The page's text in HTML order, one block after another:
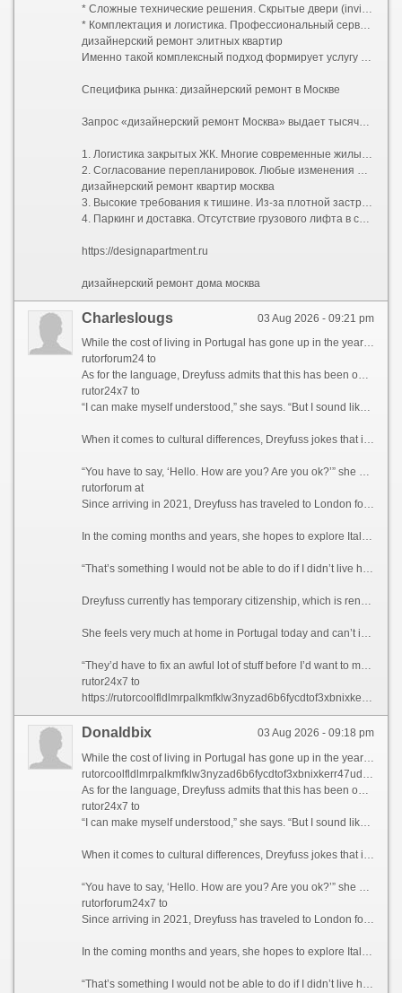
* Сложные технические решения. Скрытые двери (invisible) со скрытыми петлями, магнитными замками и фугой в цвет стен; многоуровневое освещение с проходными переключателями; системы умного дома; шумоизоляция премиального уровня; приточно-вытяжная вентиляция и кондиционирование, трассы которого спрятаны за потолком без потери высоты помещения.
* Комплектация и логистика. Профессиональный сервис включает закупку черновых и чистовых материалов, их доставку, подъем на этаж и приемку партий. Заказчику не нужно искать, где купить редкий керамогранит или договариваться о возврате бракованной партии паркета.
дизайнерский ремонт элитных квартир
Именно такой комплексный подход формирует услугу «дизайнерский ремонт под ключ». Клиент передает ключи от бетонной коробки (или жилья со старой отделкой) и получает обратно готовую квартиру, полностью укомплектованную техникой, светом, текстилем и даже базовым набором посуды. Все согласования проходят через одного менеджера проекта.
Специфика рынка: дизайнерский ремонт в Москве
Запрос «дизайнерский ремонт Москва» выдает тысячи предложений, но столичный регион имеет свою специфику, которую нельзя игнорировать при планировании бюджета и сроков:
1. Логистика закрытых ЖК. Многие современные жилые комплексы бизнес- и премиум-класса имеют строгие регламенты проведения работ: пропускная система, жесткие временные окна для разгрузки стройматериалов (например, с 10:00 до 18:00 по будням), обязательное страхование гражданской ответственности перед соседями.
2. Согласование перепланировок. Любые изменения мокрых зон, проемов в несущих стенах или объединение лоджии требуют официального узаконивания. Компании, специализирующиеся на дизайнерском ремонте в Москве, обычно берут этот бюрократический процесс на себя, взаимодействуя с БТИ и жилищной инспекцией.
дизайнерский ремонт квартир москва
3. Высокие требования к тишине. Из-за плотной застройки управляющие компании жестко штрафуют бригады за работу перфоратором вне разрешенных часов. Это увеличивает общий срок ремонта, так как чистая смена инструмента требует дополнительного времени.
4. Паркинг и доставка. Отсутствие грузового лифта в старом фонде или платный въезд фур во двор могут добавить существенную сумму к транспортным расходам.
https://designapartment.ru
дизайнерский ремонт дома москва
03 Aug 2026 - 09:21 pm
Charleslougs
While the cost of living in Portugal has gone up in the years since she moved there, it’s still “probably about 40% to 50% less” than in the US, says Dreyfuss, adding that it’s a “much better life day to day” for her.
rutorforum24 to
As for the language, Dreyfuss admits that this has been one of her biggest struggles, recounting how she’s always asking locals to “slow down” because they “they talk really fast, and drop whole words out of sentences.”
rutor24x7 to
“I can make myself understood,” she says. “But I sound like a three- or four-year-old.”
When it comes to cultural differences, Dreyfuss jokes that it’s really hard to hang up the phone when speaking to a Portuguese person, and she’s had to learn not to walk into a shop and “just start talking” without exchanging pleasantries first.
“You have to say, ‘Hello. How are you? Are you ok?’” she says, adding that anything less is considered bad manners. “But it just comes naturally now because I’ve been here five years.”
rutorforum at
Since arriving in 2021, Dreyfuss has traveled to London four times, Paris three times and the Spanish city of Seville twice. She’s also visited the Austrian capital Vienna, as well as France’s Marseille and Toulouse.
In the coming months and years, she hopes to explore Italy and Europe’s Atlantic coast.
“That’s something I would not be able to do if I didn’t live here,” she adds.
Dreyfuss currently has temporary citizenship, which is renewed every two to three years, and recently began the process of applying for Portuguese citizenship.
She feels very much at home in Portugal today and can’t imagine ever returning to the US permanently.
“They’d have to fix an awful lot of stuff before I’d want to move back,” she says.
rutor24x7 to
https://rutorcoolfldlmrpalkmfklw3nyzad6b6fycdtof3xbnixkerr47udyd.com
03 Aug 2026 - 09:18 pm
Donaldbix
While the cost of living in Portugal has gone up in the years since she moved there, it’s still “probably about 40% to 50% less” than in the US, says Dreyfuss, adding that it’s a “much better life day to day” for her.
rutorcoolfldlmrpalkmfklw3nyzad6b6fycdtof3xbnixkerr47udyd onion
As for the language, Dreyfuss admits that this has been one of her biggest struggles, recounting how she’s always asking locals to “slow down” because they “they talk really fast, and drop whole words out of sentences.”
rutor24x7 to
“I can make myself understood,” she says. “But I sound like a three- or four-year-old.”
When it comes to cultural differences, Dreyfuss jokes that it’s really hard to hang up the phone when speaking to a Portuguese person, and she’s had to learn not to walk into a shop and “just start talking” without exchanging pleasantries first.
“You have to say, ‘Hello. How are you? Are you ok?’” she says, adding that anything less is considered bad manners. “But it just comes naturally now because I’ve been here five years.”
rutorforum24x7 to
Since arriving in 2021, Dreyfuss has traveled to London four times, Paris three times and the Spanish city of Seville twice. She’s also visited the Austrian capital Vienna, as well as France’s Marseille and Toulouse.
In the coming months and years, she hopes to explore Italy and Europe’s Atlantic coast.
“That’s something I would not be able to do if I didn’t live here,” she adds.